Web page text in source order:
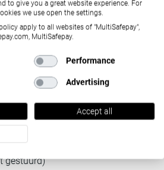
geneigd te kiezen voor
en aankopen, zelfs
mogelijk zijn. Nu face-to-face
sterkere authenticatie voor
zijn:
(bijv. beveiligingsvragen,
(bv. een token of code die naar
gestuurd)
to give you a great website experience. For
we use open the settings.
apply to all websites of "MultiSafepay",
MultiSafepay.
Performance
Advertising
Accept all